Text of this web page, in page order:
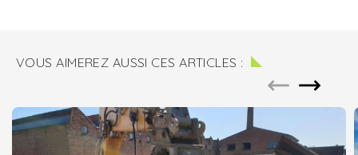
VOUS AIMEREZ AUSSI CES ARTICLES :